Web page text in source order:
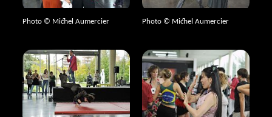
Photo © Michel Aumercier Photo © Michel Aumercier